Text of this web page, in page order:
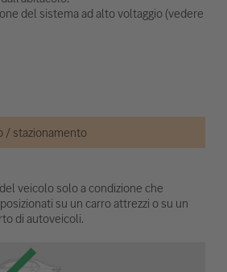
del sistema ad alto voltaggio (vedere
/ stazionamento
veicolo solo a condizione che
su un carro attrezzi o su un
di autoveicoli.